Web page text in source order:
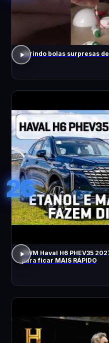
abrindo bolas surpresas
26
GWM Haval H6 PHEV35
para ficar MAIS RÁPIDO